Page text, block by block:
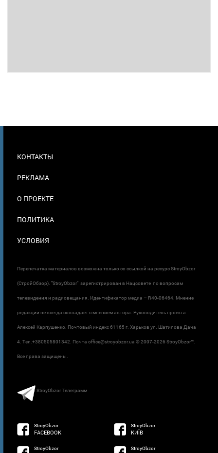
В
КОНТАКТЫ
РЕКЛАМА
О ПРОЕКТЕ
ПОЛИТИКА
УСЛОВИЯ
Перепечатка материалов возможна только со ссылкой на ресурс StroyObzor
(СтройОбзор). "StroyObzor" зарегистрирован в Нацсовете по вопросам
телевидения и радиовещания. Идентификатор медиа – R40-06464. Мнение
редакции не всегда совпадает с мнением автора. Руководитель проекта
Алексей Карпушенко. Почтовый индекс 61165 г. Харьков ул. Шатилова Дача
4. Тел.+380505801342. Почта office@stroyobzor.ua © 2007-2026 StroyObzor™.
Все права защищены.
StroyObzor Телеграмм
StroyObzor
FACEBOOK
StroyObzor
КИЇВ
StroyObzor StroyObzor